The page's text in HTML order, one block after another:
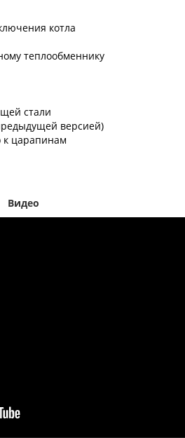
котла
теплообменнику
стали
версией)
к царапинам
Видео